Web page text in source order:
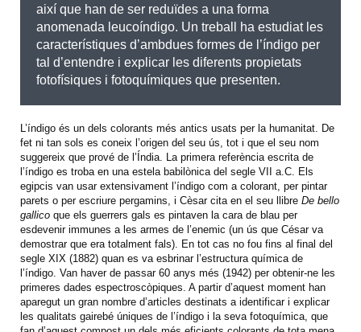
així que han de ser reduïdes a una forma
anomenada leucoíndigo. Un treball ha estudiat les
característiques d’ambdues formes de l’índigo per
tal d’entendre i explicar les diferents propietats
fotofísiques i fotoquímiques que presenten.
L’índigo és un dels colorants més antics usats per la humanitat. De
fet ni tan sols es coneix l’origen del seu ús, tot i que el seu nom
suggereix que prové de l’Índia. La primera referència escrita de
l’índigo es troba en una estela babilònica del segle VII a.C. Els
egipcis van usar extensivament l’índigo com a colorant, per pintar
parets o per escriure pergamins, i Cèsar cita en el seu llibre De bello
gallico que els guerrers gals es pintaven la cara de blau per
esdevenir immunes a les armes de l’enemic (un ús que César va
demostrar que era totalment fals). En tot cas no fou fins al final del
segle XIX (1882) quan es va esbrinar l’estructura química de
l’índigo. Van haver de passar 60 anys més (1942) per obtenir-ne les
primeres dades espectroscòpiques. A partir d’aquest moment han
aparegut un gran nombre d’articles destinats a identificar i explicar
les qualitats gairebé úniques de l’índigo i la seva fotoquímica, que